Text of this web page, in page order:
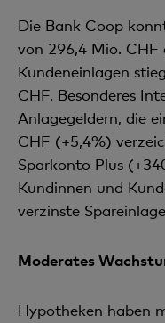
Die Bank Coop
von 296,4 Mio. CHF
Kundeneinlagen
CHF. Besonderes
Anlagegeldern, die
CHF (+5,4%)
Sparkonto Plus
Kundinnen und
verzinste
Moderates
Hypotheken haben